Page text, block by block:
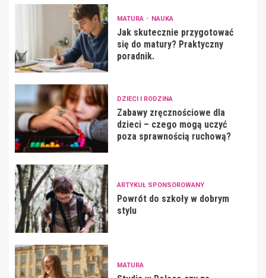
MATURA NAUKA
Jak skutecznie przygotować
się do matury? Praktyczny
poradnik.
DZIECI I RODZINA
Zabawy zręcznościowe dla
dzieci – czego mogą uczyć
poza sprawnością ruchową?
ARTYKUŁ SPONSOROWANY
Powrót do szkoły w dobrym
stylu
MATURA